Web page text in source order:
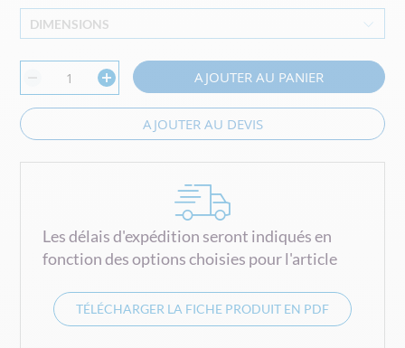
DIMENSIONS
AJOUTER AU PANIER
AJOUTER AU DEVIS
Les délais d'expédition seront indiqués en
fonction des options choisies pour l'article
TÉLÉCHARGER LA FICHE PRODUIT EN PDF